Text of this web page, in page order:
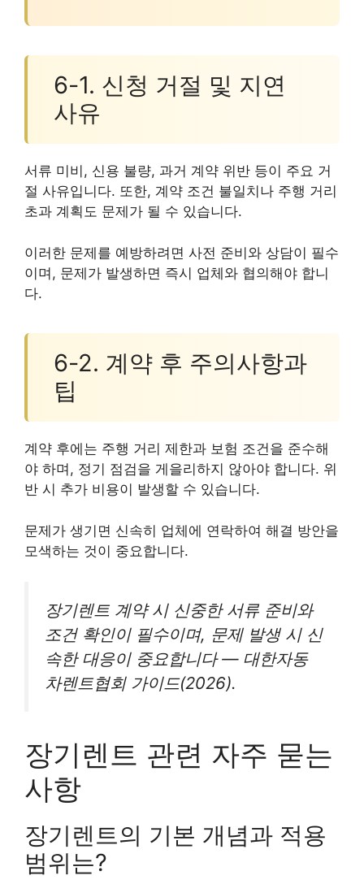
6-1. 신청 거절 및 지연
사유
서류 미비, 신용 불량, 과거 계약 위반 등이 주요 거
절 사유입니다. 또한, 계약 조건 불일치나 주행 거리
초과 계획도 문제가 될 수 있습니다.
이러한 문제를 예방하려면 사전 준비와 상담이 필수
이며, 문제가 발생하면 즉시 업체와 협의해야 합니
다.
6-2. 계약 후 주의사항과
팁
계약 후에는 주행 거리 제한과 보험 조건을 준수해
야 하며, 정기 점검을 게을리하지 않아야 합니다. 위
반 시 추가 비용이 발생할 수 있습니다.
문제가 생기면 신속히 업체에 연락하여 해결 방안을
모색하는 것이 중요합니다.
장기렌트 계약 시 신중한 서류 준비와
조건 확인이 필수이며, 문제 발생 시 신
속한 대응이 중요합니다 — 대한자동
차렌트협회 가이드(2026).
장기렌트 관련 자주 묻는
사항
장기렌트의 기본 개념과 적용
범위는?